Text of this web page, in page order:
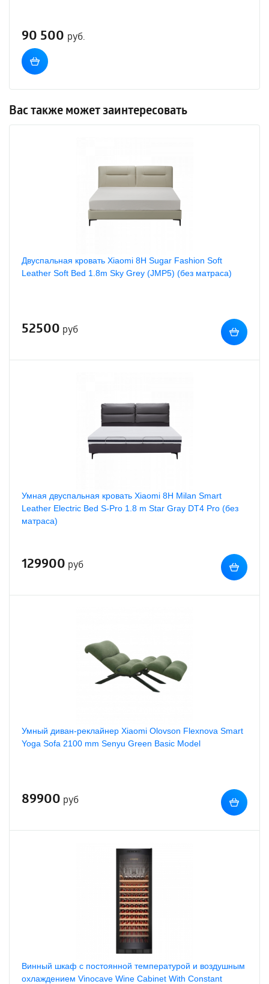
90 500 руб.
Вас также может заинтересовать
Двуспальная кровать Xiaomi 8H Sugar Fashion Soft
Leather Soft Bed 1.8m Sky Grey (JMP5) (без матраса)
52500 руб
Умная двуспальная кровать Xiaomi 8H Milan Smart
Leather Electric Bed S-Pro 1.8 m Star Gray DT4 Pro (без
матраса)
129900 руб
Умный диван-реклайнер Xiaomi Olovson Flexnova Smart
Yoga Sofa 2100 mm Senyu Green Basic Model
89900 руб
Винный шкаф с постоянной температурой и воздушным
охлаждением Vinocave Wine Cabinet With Constant